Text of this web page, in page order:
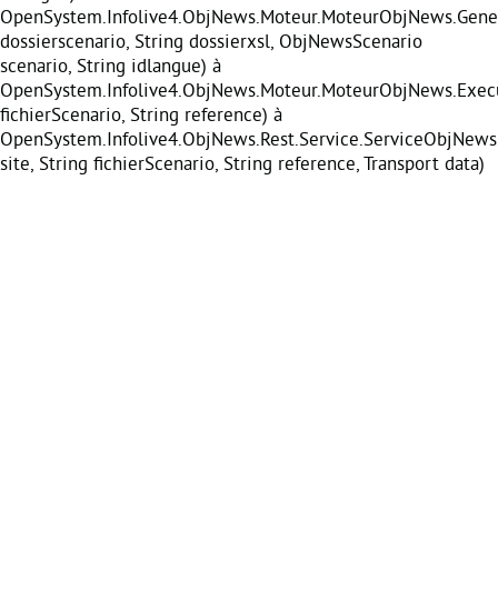
dossierscenario, String dossierxsl, ObjNewsScenario
scenario, String idlangue) à
fichierScenario, String reference) à
site, String fichierScenario, String reference, Transport data)